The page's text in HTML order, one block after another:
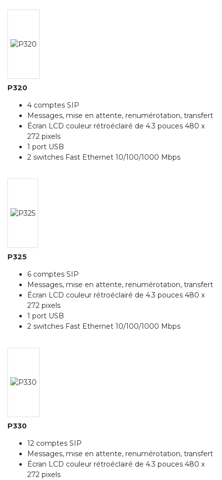
P320
4 comptes SIP
Messages, mise en attente, renumérotation, transfert
Écran LCD couleur rétroéclairé de 4.3 pouces 480 x
272 pixels
1 port USB
2 switches Fast Ethernet 10/100/1000 Mbps
P325
6 comptes SIP
Messages, mise en attente, renumérotation, transfert
Écran LCD couleur rétroéclairé de 4.3 pouces 480 x
272 pixels
1 port USB
2 switches Fast Ethernet 10/100/1000 Mbps
P330
12 comptes SIP
Messages, mise en attente, renumérotation, transfert
Écran LCD couleur rétroéclairé de 4.3 pouces 480 x
272 pixels